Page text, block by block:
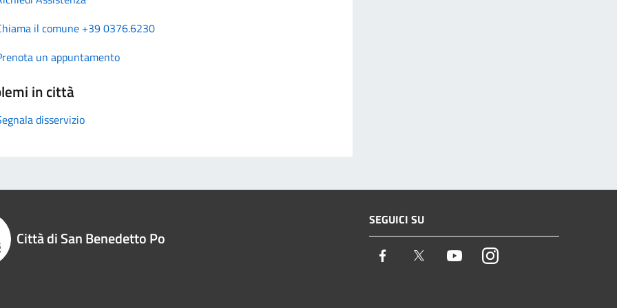
il comune +39 0376.6230
un appuntamento
in città
disservizio
Città di San Benedetto Po
SEGUICI SU
Facebook Twitter YoutubeInstagram